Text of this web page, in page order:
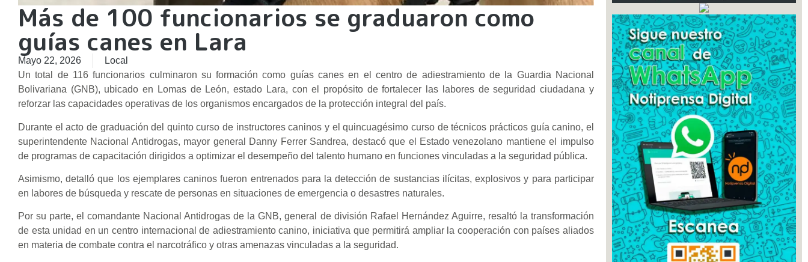
Más de 100 funcionarios se graduaron como
guías canes en Lara
Mayo 22, 2026
Local
Un total de 116 funcionarios culminaron su formación como guías canes en el centro de adiestramiento de la Guardia Nacional
Bolivariana (GNB), ubicado en Lomas de León, estado Lara, con el propósito de fortalecer las labores de seguridad ciudadana y
reforzar las capacidades operativas de los organismos encargados de la protección integral del país.
Durante el acto de graduación del quinto curso de instructores caninos y el quincuagésimo curso de técnicos prácticos guía canino, el
superintendente Nacional Antidrogas, mayor general Danny Ferrer Sandrea, destacó que el Estado venezolano mantiene el impulso
de programas de capacitación dirigidos a optimizar el desempeño del talento humano en funciones vinculadas a la seguridad pública.
Asimismo, detalló que los ejemplares caninos fueron entrenados para la detección de sustancias ilícitas, explosivos y para participar
en labores de búsqueda y rescate de personas en situaciones de emergencia o desastres naturales.
Por su parte, el comandante Nacional Antidrogas de la GNB, general de división Rafael Hernández Aguirre, resaltó la transformación
de esta unidad en un centro internacional de adiestramiento canino, iniciativa que permitirá ampliar la cooperación con países aliados
en materia de combate contra el narcotráfico y otras amenazas vinculadas a la seguridad.